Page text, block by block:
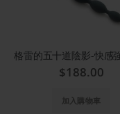
$188.00
加入購物車